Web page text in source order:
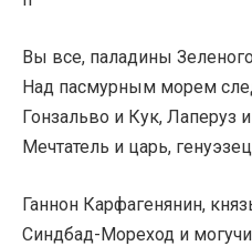
Вы все, паладины
Над пасмурным морем
Гонзальво и Кук, Лаперуз
Мечтатель и царь,
Ганнон Карфагенянин,
Синдбад-Мореход и